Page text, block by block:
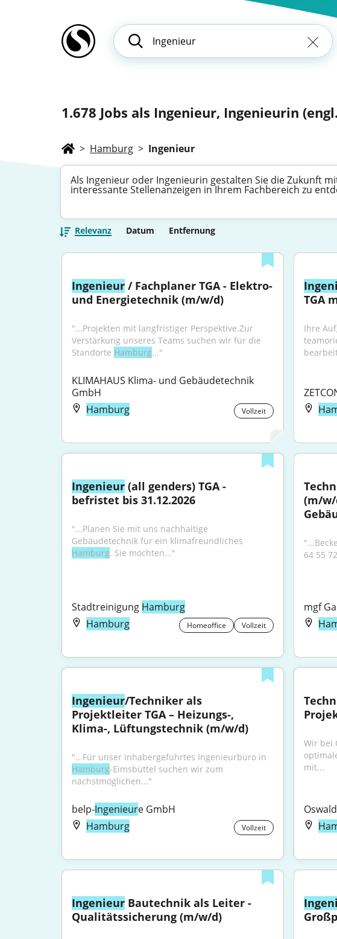
1.678 Jobs als Ingenieur, Ingenieurin
> Hamburg > Ingenieur
Als Ingenieur oder Ingenieurin gestalten Sie die Zukunft
interessante Stellenanzeigen in Ihrem Fachbereich zu
Relevanz Datum Entfernung
Ingenieur / Fachplaner TGA - Elektro-
und Energietechnik (m/w/d)
"...Projekten mit langfristiger Perspektive.Zur
Verstärkung unseres Teams suchen wir für die
Standorte Hamburg..."
KLIMAHAUS Klima- und Gebäudetechnik
GmbH
Hamburg
Vollzeit
TGA
Ihre
Ingenieur (all genders) TGA -
befristet bis 31.12.2026
"...Planen Sie mit uns nachhaltige
Hamburg. Sie möchten..."
Stadtreinigung Hamburg
Hamburg
Homeoffice Vollzeit
(m/w/
64 55
mgf
Ingenieur/Techniker als
Projektleiter TGA – Heizungs-,
Klima-, Lüftungstechnik (m/w/d)
Hamburg-Eimsbüttel suchen wir zum
nächstmöglichen..."
belp-Ingenieure GmbH
Hamburg
Vollzeit
Wir bei
mit...
Ingenieur Bautechnik als Leiter -
Qualitätssicherung (m/w/d)